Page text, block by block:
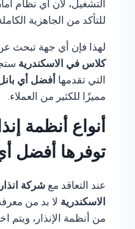
التشغيل، لأن أي نظام
للتأكد من الجاهزية
لهذا فإن أي جهة تبحث
كلاس في الاسكندرية
التي تقدمها أفضل أي
مميزًا للكثير من العملاء.
أنواع أنظمة
توفرها أفضل
عند التعاقد مع شركة
الاسكندرية لا بد من
من أنظمة الإنذار، ويتم